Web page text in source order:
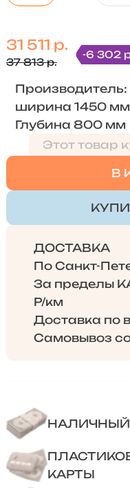
31 511 р.
37 813 р.
-6 302
Производитель:
ширина 1450
Глубина 800 мм
Этот товар
В
ДОСТАВКА
По Санкт-
За пределы
Р/км
Доставка по
Самовывоз
НАЛИЧНЫЙ
КАРТЫ